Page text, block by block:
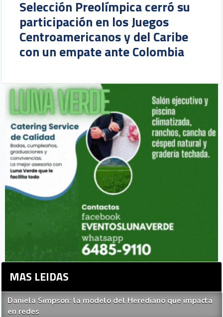
Selección Preolímpica cerró su
participación en los Juegos
Centroamericanos y del Caribe
con un empate ante Colombia
MAS LEIDAS
Daniela Simpson: la modelo del Herediano que impacta
en redes